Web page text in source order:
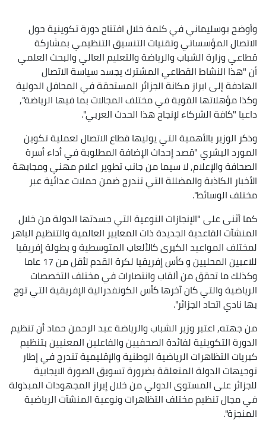
وأوضح بوسليماني في كلمة خلال افتتاح دورة تكوينية حول
الاتصال المؤسساتي وتقنيات التنسيق التنظيمي بمشاركة
قطاعي وزارة الشباب والرياضة والتعليم العالي والبحث العلمي
أن "هذا النشاط القطاعي المشترك يجسد سياسة الاتصال
الهادفة إلى ابراز مكانة الجزائر المستحقة في المحافل الدولية
وكذا مؤهلاتها القوية في مختلف المجالات بما فيها الرياضة",
داعيا "كافة الشركاء لإنجاح هذا الحدث العربي".
وذكر الوزير بالأهمية التي يوليها قطاع الاتصال لعملية تكوين
المورد البشري "قصد إحداث الإضافة المطلوبة في أداء أسرة
الصحافة والإعلام, لا سيما من جانب تطوير اعلام مهني ومجابهة
الأخبار الكاذبة والمضللة التي تندرج ضمن حملات عدائية عبر
مختلف الوسائط".
كما أثنى على "الإنجازات النوعية التي جسدتها الدولة من خلال
المنشآت القاعدية الجديدة ذات المعايير العالمية والتنظيم الباهر
لمختلف المواعيد الكبرى كالألعاب المتوسطية و بطولة إفريقيا
للاعبين المحليين و كأس إفريقيا لكرة القدم لأقل من 17 عاما
وكذلك ما تحقق من ألقاب وانتصارات في مختلف التخصصات
الرياضية والتي كان آخرها كأس الكونفدرالية الإفريقية التي توج
بها نادي اتحاد الجزائر".
من جهته, اعتبر وزير الشباب والرياضة عبد الرحمن حماد أن تنظيم
الدورة التكوينية لفائدة الصحفيين والفاعلين المعنيين بتنظيم
كبريات التظاهرات الرياضية الوطنية والإقليمية تندرج في إطار
توجيهات الدولة المتعلقة بضرورة تسويق الصورة الايجابية
للجزائر على المستوى الدولي من خلال إبراز المجهودات المبذولة
في مجال تنظيم مختلف التظاهرات ونوعية المنشآت الرياضية
المنجزة".